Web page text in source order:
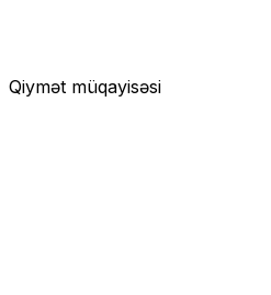
Qiymət müqayisəsi